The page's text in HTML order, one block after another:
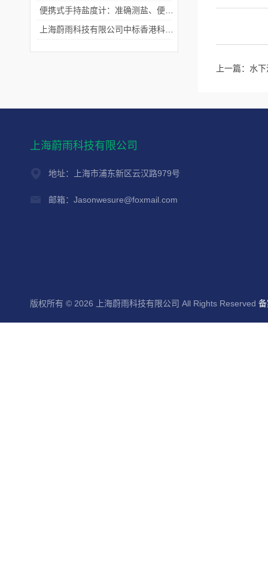
上一篇： 水
上海蔚雨科技有限公司
地址：上海市浦东新区云汉路979号
邮箱：Jasonwesure@foxmail.com
版权所有 © 2026 上海蔚雨科技有限公司 All Rights Reserved